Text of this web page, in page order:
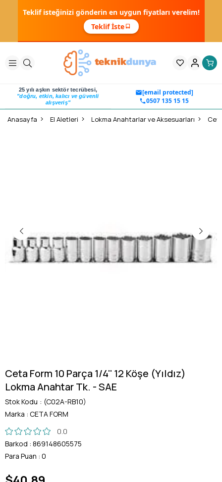
Teklif isteğinizi gönderin en uygun fiyatları verelim!
Teklif İste
25 yılı aşkın sektör tecrübesi,
"doğru, etkin, kalıcı ve güvenli
alışveriş"
[email protected]
0507 135 15 15
Anasayfa El Aletleri Lokma Anahtarlar ve Aksesuarları
Ceta Form 10 Parça 1/4'' 12 Köşe (Yıldız)
Lokma Anahtar Tk. - SAE
Stok Kodu
(C02A-RB10)
Marka : CETA FORM
0.0
Barkod : 869148605575
Para Puan : 0